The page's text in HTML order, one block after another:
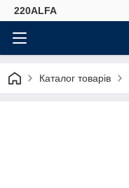
220ALFA
Каталог товарів